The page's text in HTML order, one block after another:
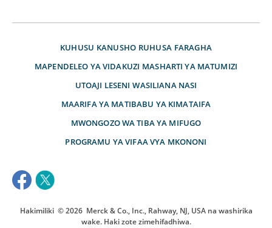
KUHUSU KANUSHO RUHUSA FARAGHA
MAPENDELEO YA VIDAKUZI MASHARTI YA MATUMIZI
UTOAJI LESENI WASILIANA NASI
MAARIFA YA MATIBABU YA KIMATAIFA
MWONGOZO WA TIBA YA MIFUGO
PROGRAMU YA VIFAA VYA MKONONI
Hakimiliki © 2026 Merck & Co., Inc., Rahway, NJ, USA na washirika
wake. Haki zote zimehifadhiwa.